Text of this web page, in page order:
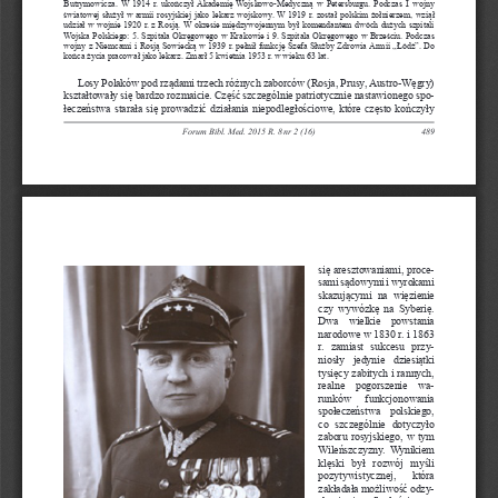
489
Forum Bibl. Med. 2015 R. 8 nr 2 (16)
Butrymowicza. W 1914 r. ukończył Akademię Wojskowo-Medyczną w Petersburgu. Podczas I wojny
światowej służył w armii rosyjskiej jako lekarz wojskowy. W 1919 r. został polskim żołnierzem, wziął
udział w wojnie 1920 r. z Rosją. W okresie międzywojennym był komendantem dwóch dużych szpitali
Wojska Polskiego: 5. Szpitala Okręgowego w Krakowie i 9. Szpitala Okręgowego w Brześciu. Podczas
wojny z Niemcami i Rosją Sowiecką w 1939 r. pełnił funkcję Szefa Służby Zdrowia Armii „Łódź”. Do
końca życia pracował jako lekarz. Zmarł 5 kwietnia 1953 r. w wieku 63 lat.
Losy Polaków pod rządami trzech różnych zaborców (Rosja, Prusy, Austro-Węgry)
kształtowały się bardzo rozmaicie. Część szczególnie patriotycznie nastawionego spo-
łeczeństwa starała się prowadzić działania niepodległościowe, które często kończyły
się aresztowaniami, proce-
sami sądowymi i wyrokami
skazującymi  na  więzienie
czy  wywózkę  na  Syberię.
Dwa  wielkie  powstania
narodowe w 1830 r. i 1863
r.  zamiast  sukcesu  przy-
niosły  jedynie  dziesiątki
tysięcy zabitych i rannych,
realne  pogorszenie  wa-
runków   funkcjonowania
społeczeństwa  polskiego,
co  szczególnie  dotyczyło
zaboru rosyjskiego, w tym
Wileńszczyzny. Wynikiem
klęski  był  rozwój  myśli
pozytywistycznej,   która
zakładała możliwość odzy-